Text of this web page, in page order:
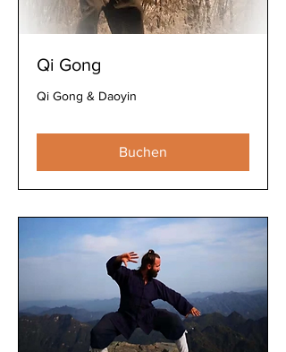
Qi Gong
Qi Gong & Daoyin
Buchen